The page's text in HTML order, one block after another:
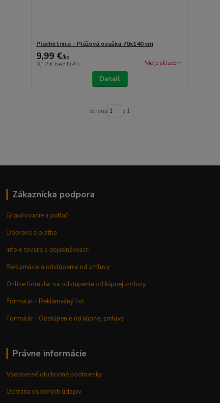
Plachetnica - Plážová osuška 70x140 cm
9,99 €/ks
8,12 € bez DPH Nie je skladom
Detail
strana z 1
Zákaznícka podpora
Gravírovanie a potlač
Doprava a platba
Info o tovare a objednávkach
Reklamácie a odstúpenie od zmluvy
Online formulár na odstúpenie od kúpnej zmluvy
Formulár - Reklamačný list
Formulár - Odstúpenie od kúpnej zmluvy
Právne informácie
Všeobecné obchodné podmienky
Ochrana osobných údajov